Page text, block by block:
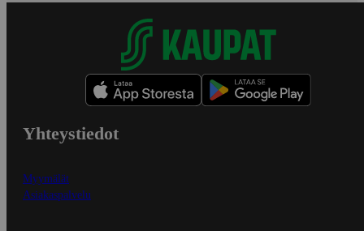
Yhteystiedot
Myymälät
Asiakaspalvelu